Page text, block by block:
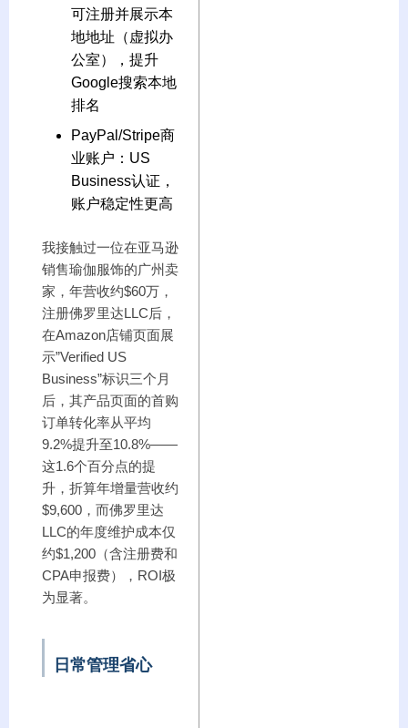
可注册并展示本
地地址（虚拟办
公室），提升
Google搜索本地
排名
PayPal/Stripe商
业账户：US
Business认证，
账户稳定性更高
我接触过一位在亚马逊
销售瑜伽服饰的广州卖
家，年营收约$60万，
注册佛罗里达LLC后，
在Amazon店铺页面展
示”Verified US
Business”标识三个月
后，其产品页面的首购
订单转化率从平均
9.2%提升至10.8%——
这1.6个百分点的提
升，折算年增量营收约
$9,600，而佛罗里达
LLC的年度维护成本仅
约$1,200（含注册费和
CPA申报费），ROI极
为显著。
日常管理省心